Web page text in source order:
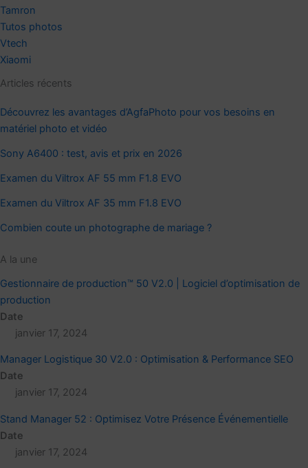
Tamron
Tutos photos
Vtech
Xiaomi
Articles récents
Découvrez les avantages d’AgfaPhoto pour vos besoins en
matériel photo et vidéo
Sony A6400 : test, avis et prix en 2026
Examen du Viltrox AF 55 mm F1.8 EVO
Examen du Viltrox AF 35 mm F1.8 EVO
Combien coute un photographe de mariage ?
A la une
Gestionnaire de production™ 50 V2.0 | Logiciel d’optimisation de
production
Date
janvier 17, 2024
Manager Logistique 30 V2.0 : Optimisation & Performance SEO
Date
janvier 17, 2024
Stand Manager 52 : Optimisez Votre Présence Événementielle
Date
janvier 17, 2024